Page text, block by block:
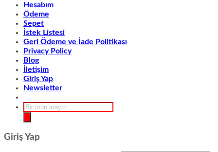
Hesabım
Ödeme
Sepet
İstek Listesi
Geri Ödeme ve İade Politikası
Privacy Policy
Blog
İletişim
Giriş Yap
Newsletter
Products
search
Giriş Yap